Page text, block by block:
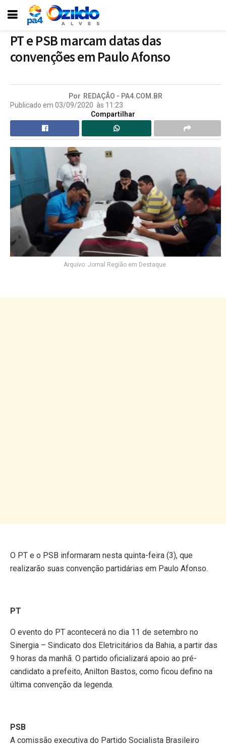
PT e PSB marcam datas das
convenções em Paulo Afonso
Por REDAÇÃO - PA4.COM.BR
Publicado em 03/09/2020 às 11:23
Compartilhar
Arquivo: Jornal Região em Destaque.
O PT e o PSB informaram nesta quinta-feira (3), que
realizarão suas convenção partidárias em Paulo Afonso.
PT
O evento do PT acontecerá no dia 11 de setembro no
Sinergia – Sindicato dos Eletricitários da Bahia, a partir das
9 horas da manhã. O partido oficializará apoio ao pré-
candidato a prefeito, Anilton Bastos, como ficou defino na
última convenção da legenda.
PSB
A comissão executiva do Partido Socialista Brasileiro